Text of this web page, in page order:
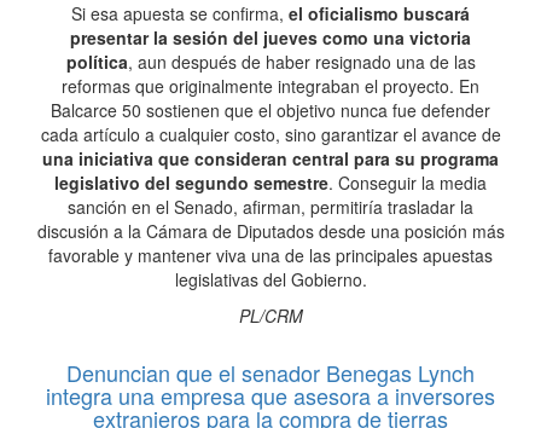
Si esa apuesta se confirma, el oficialismo buscará
presentar la sesión del jueves como una victoria
política, aun después de haber resignado una de las
reformas que originalmente integraban el proyecto. En
Balcarce 50 sostienen que el objetivo nunca fue defender
cada artículo a cualquier costo, sino garantizar el avance de
una iniciativa que consideran central para su programa
legislativo del segundo semestre. Conseguir la media
sanción en el Senado, afirman, permitiría trasladar la
discusión a la Cámara de Diputados desde una posición más
favorable y mantener viva una de las principales apuestas
legislativas del Gobierno.
PL/CRM
Denuncian que el senador Benegas Lynch
integra una empresa que asesora a inversores
extranjeros para la compra de tierras